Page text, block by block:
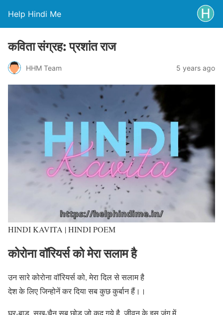
Help Hindi Me
कविता संग्रह: प्रशांत राज
HHM Team 5 years ago
HINDI KAVITA | HINDI POEM
कोरोना वॉरियर्स को मेरा सलाम है
उन सारे कोरोना वाॅरियर्स को, मेरा दिल से सलाम है
देश के लिए जिन्होनें कर दिया सब कुछ कुर्बान हैं।।
घर-बाड़, सुख-चैन सब छोड़ जो कूद गये है, जीवन के इस जंग में,